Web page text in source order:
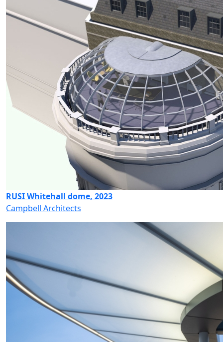
RUSI Whitehall dome, 2023
Campbell Architects